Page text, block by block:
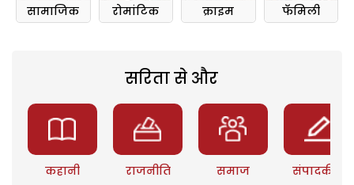
सामाजिक रोमांटिक क्राइम फॅमिली
सरिता से और
कहानी राजनीति समाज संपादकीय